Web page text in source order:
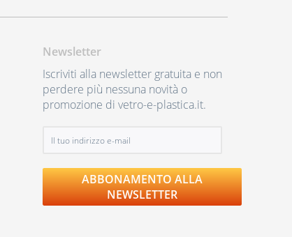
Newsletter
Iscriviti alla newsletter gratuita e non
perdere più nessuna novità o
promozione di vetro-e-plastica.it.
ABBONAMENTO ALLA
NEWSLETTER